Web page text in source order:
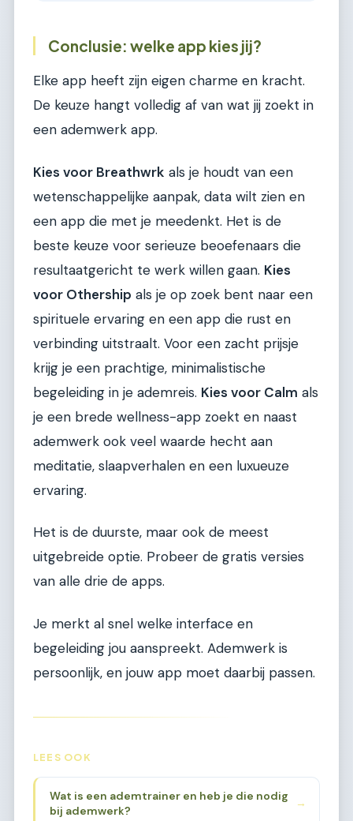
Conclusie: welke app kies jij?
Elke app heeft zijn eigen charme en kracht.
De keuze hangt volledig af van wat jij zoekt in
een ademwerk app.
Kies voor Breathwrk als je houdt van een
wetenschappelijke aanpak, data wilt zien en
een app die met je meedenkt. Het is de
beste keuze voor serieuze beoefenaars die
resultaatgericht te werk willen gaan. Kies
voor Othership als je op zoek bent naar een
spirituele ervaring en een app die rust en
verbinding uitstraalt. Voor een zacht prijsje
krijg je een prachtige, minimalistische
begeleiding in je ademreis. Kies voor Calm als
je een brede wellness-app zoekt en naast
ademwerk ook veel waarde hecht aan
meditatie, slaapverhalen en een luxueuze
ervaring.
Het is de duurste, maar ook de meest
uitgebreide optie. Probeer de gratis versies
van alle drie de apps.
Je merkt al snel welke interface en
begeleiding jou aanspreekt. Ademwerk is
persoonlijk, en jouw app moet daarbij passen.
LEES OOK
Wat is een ademtrainer en heb je die nodig
bij ademwerk?
→